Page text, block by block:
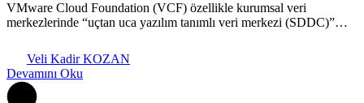
VMware Cloud Foundation (VCF) özellikle kurumsal veri
merkezlerinde “uçtan uca yazılım tanımlı veri merkezi (SDDC)”…
Veli Kadir KOZAN
Devamını Oku